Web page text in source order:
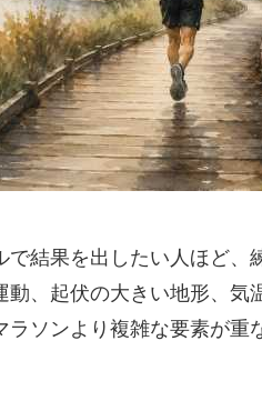
結果を出したい人ほど、
、起伏の大きい地形、気
ソンより複雑な要素が重